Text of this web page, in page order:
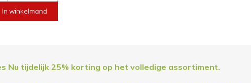
In winkelmand
Nu tijdelijk 25% korting op het volledige assortiment.